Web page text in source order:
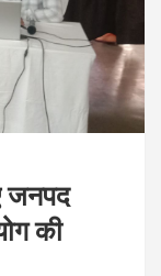
जनपद
की